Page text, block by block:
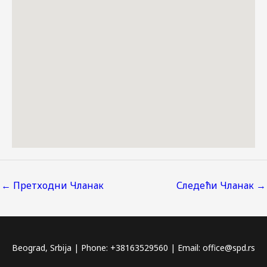
← Претходни Чланак Следећи Чланак →
Beograd, Srbija | Phone: +38163529560 | Email: office@spd.rs